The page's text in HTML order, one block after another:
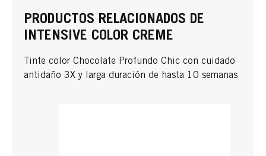
PRODUCTOS RELACIONADOS DE
INTENSIVE COLOR CREME
Tinte color Chocolate Profundo Chic con cuidado
antidaño 3X y larga duración de hasta 10 semanas